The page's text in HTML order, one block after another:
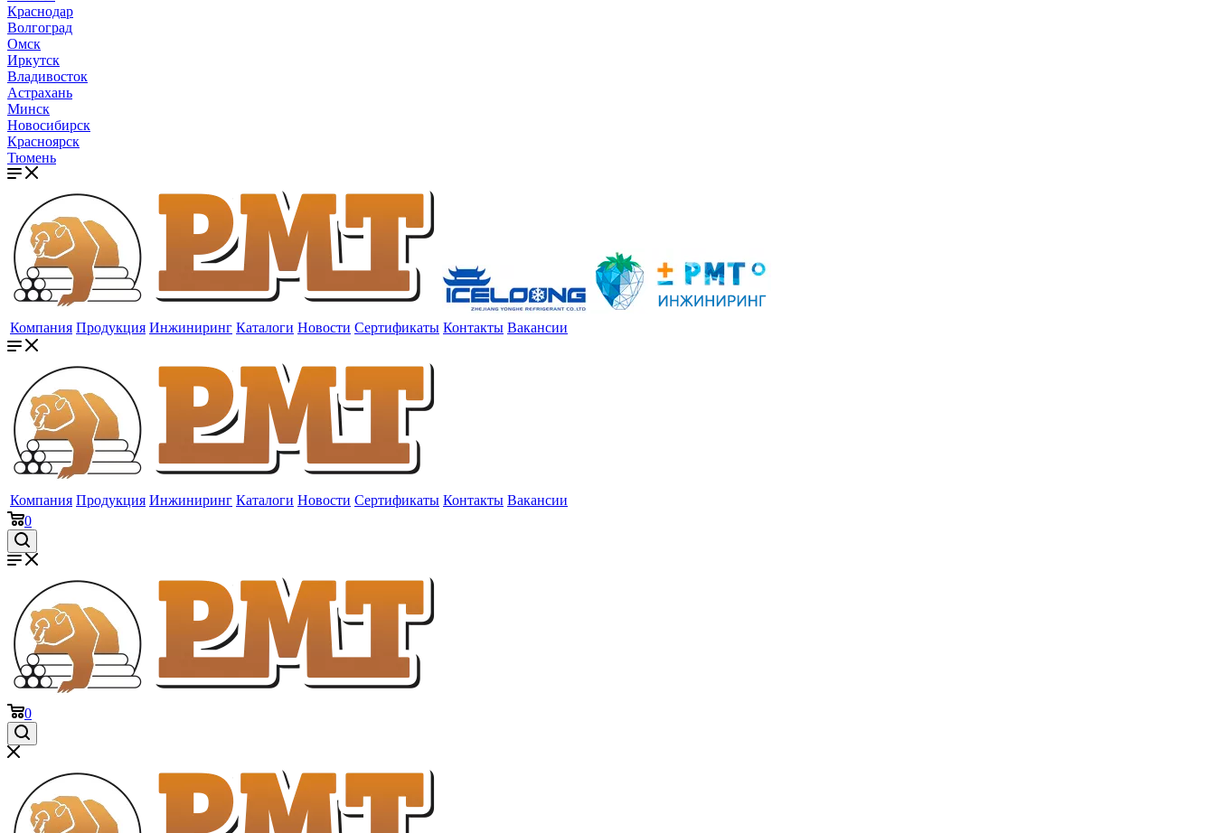
Краснодар
Волгоград
Омск
Иркутск
Владивосток
Астрахань
Минск
Новосибирск
Красноярск
Тюмень
Компания Продукция Инжиниринг Каталоги Новости Сертификаты Контакты Вакансии
Компания Продукция Инжиниринг Каталоги Новости Сертификаты Контакты Вакансии
0
0